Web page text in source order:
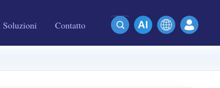
Soluzioni Contatto